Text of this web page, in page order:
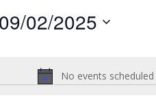
No events
09/02/2025